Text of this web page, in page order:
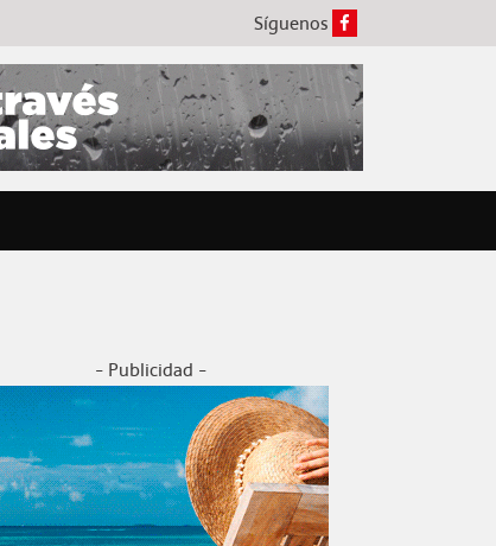
Síguenos
- Publicidad -